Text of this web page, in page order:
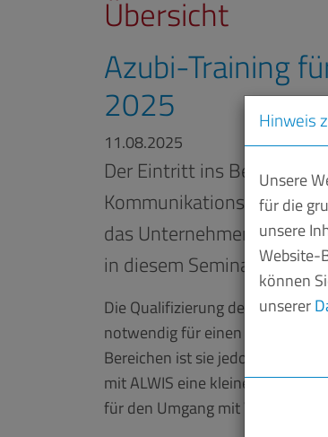
Übersicht
Azubi-Training
2025
11.08.2025
Der Eintritt ins
Kommunikationsregeln
das Unternehmen
in diesem Seminar.
Die Qualifizierung der
notwendig für einen guten
Bereichen ist sie jedoch
mit ALWIS eine kleine
für den Umgang mit
Hinweis
Unsere
für die
unsere
Website-
können
unserer